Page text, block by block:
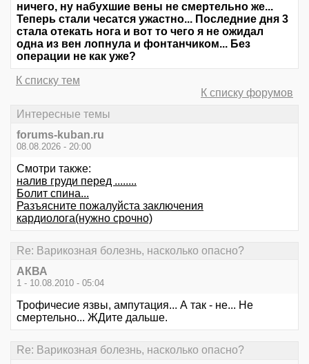
ничего, ну набухшие вены не смертельно же...
Теперь стали чесатся ужастно... Последние дня 3
стала отекать нога и вот то чего я не ожидал
одна из вен лопнула и фонтанчиком... Без
операции не как уже?
К списку тем
К списку форумов
Интересные темы
forums-kuban.ru
08.08.2026 - 20:00
Смотри также:
налив груди перед ........
Болит спина...
Разъясните пожалуйста заключения
кардиолога(нужно срочно)
Re: Варикозная болезнь, насколько опасно?
АКВА
1 - 10.08.2010 - 05:04
Трофичесие язвы, ампутация... А так - не... Не
смертельно... ЖДите дальше.
Re: Варикозная болезнь, насколько опасно?